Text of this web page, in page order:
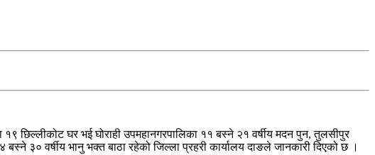
छिल्लीकोट घर भई घोराही उपमहानगरपालिका ११ बस्ने २१ वर्षीय मदन पुन, तुलसीपुर
३० वर्षीय भानु भक्त बाठा रहेको जिल्ला प्रहरी कार्यालय दाङले जानकारी दिएको छ ।